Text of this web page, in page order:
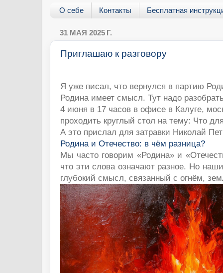
О себе Контакты Бесплатная
31 МАЯ 2025 Г.
Приглашаю к разговору
Я уже писал, что вернулся в партию
Родина имеет смысл. Тут надо
4 июня в 17 часов в офисе в Калуге,
проходить круглый стол на тему: Что
А это прислал для затравки Николай
Родина и Отечество: в чём разница?
Мы часто говорим «Родина» и
что эти слова означают разное. Но
глубокий смысл, связанный с огнём,